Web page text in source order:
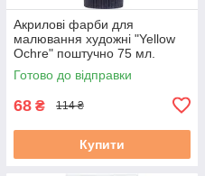
Акрилові фарби для
малювання художні "Yellow
Ochre" поштучно 75 мл.
Готово до відправки
68 ₴ 114 ₴
Купити